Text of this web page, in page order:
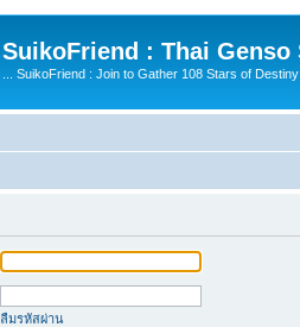
SuikoFriend : Thai Genso
... SuikoFriend : Join to Gather 108 Stars of
ลืมรหัสผ่าน